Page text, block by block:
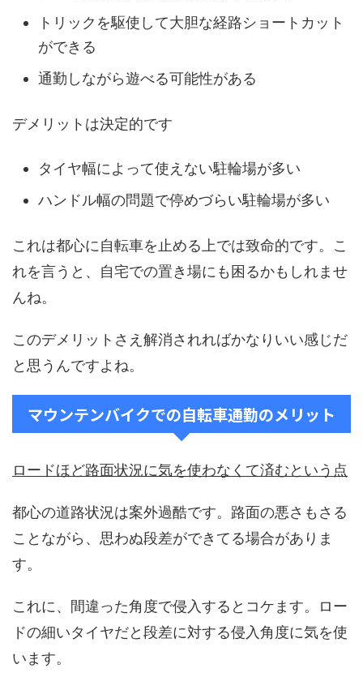
トリックを駆使して大胆な経路ショートカット
ができる
通勤しながら遊べる可能性がある
デメリットは決定的です
タイヤ幅によって使えない駐輪場が多い
ハンドル幅の問題で停めづらい駐輪場が多い
これは都心に自転車を止める上では致命的です。こ
れを言うと、自宅での置き場にも困るかもしれませ
んね。
このデメリットさえ解消されればかなりいい感じだ
と思うんですよね。
マウンテンバイクでの自転車通勤のメリット
ロードほど路面状況に気を使わなくて済むという点
都心の道路状況は案外過酷です。路面の悪さもさる
ことながら、思わぬ段差ができてる場合がありま
す。
これに、間違った角度で侵入するとコケます。ロー
ドの細いタイヤだと段差に対する侵入角度に気を使
います。